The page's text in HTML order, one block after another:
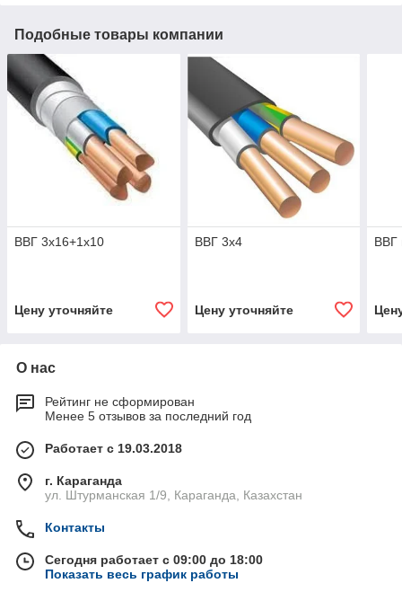
Подобные товары компании
ВВГ 3х16+1х10
Цену уточняйте
ВВГ 3х4
Цену уточняйте
ВВГ
О нас
Рейтинг не сформирован
Менее 5 отзывов за последний год
Работает с 19.03.2018
г. Караганда
ул. Штурманская 1/9, Караганда, Казахстан
Контакты
Сегодня работает с 09:00 до 18:00
Показать весь график работы